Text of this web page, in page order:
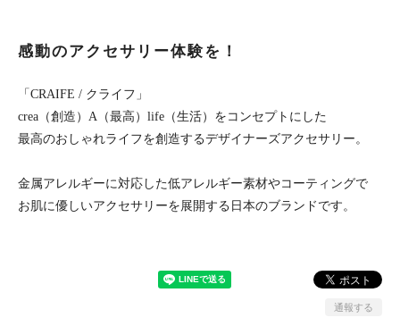
感動のアクセサリー体験を！
「CRAIFE / クライフ」
crea（創造）A（最高）life（生活）をコンセプトにした
最高のおしゃれライフを創造するデザイナーズアクセサリー。
金属アレルギーに対応した低アレルギー素材やコーティングで
お肌に優しいアクセサリーを展開する日本のブランドです。
通報する